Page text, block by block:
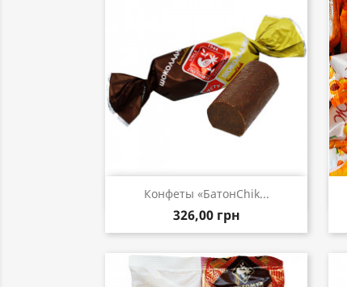
Конфеты «БатонChik...
326,00 грн
Быстрый просмотр